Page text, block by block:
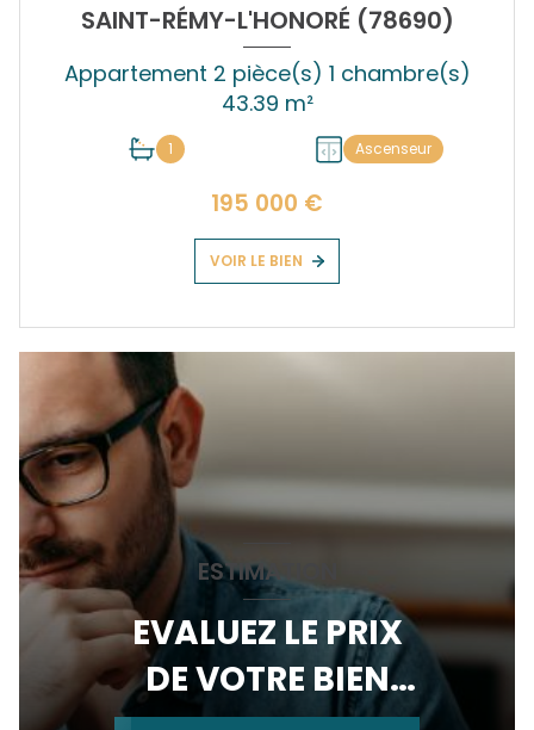
SAINT-RÉMY-L'HONORÉ (78690)
Appartement 2 pièce(s) 1 chambre(s)
43.39 m²
1 Ascenseur
195 000 €
VOIR LE BIEN
ESTIMATION
EVALUEZ LE PRIX
DE VOTRE BIEN